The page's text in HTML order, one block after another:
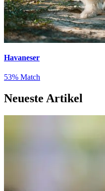
Havaneser
53% Match
Neueste Artikel